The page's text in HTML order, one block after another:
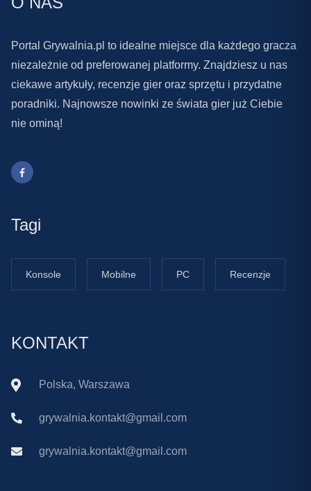
Portal Grywalnia.pl to idealne miejsce dla każdego gracza
niezależnie od preferowanej platformy. Znajdziesz u nas
ciekawe artykuły, recenzje gier oraz sprzętu i przydatne
poradniki. Najnowsze nowinki ze świata gier już Ciebie
nie ominą!
Tagi
Konsole Mobilne PC Recenzje
KONTAKT
Polska, Warszawa
grywalnia.kontakt@gmail.com
grywalnia.kontakt@gmail.com